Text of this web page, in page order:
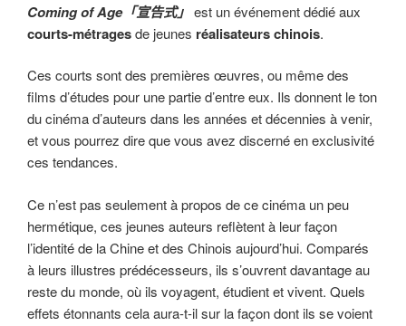
Coming of Age「宣告式」 est un événement dédié aux
courts-métragesde jeunes réalisateurs chinois.
Ces courts sont des premières œuvres, ou même des
films d’études pour une partie d’entre eux. Ils donnent le ton
du cinéma d’auteurs dans les années et décennies à venir,
et vous pourrez dire que vous avez discerné en exclusivité
ces tendances.
Ce n’est pas seulement à propos de ce cinéma un peu
hermétique, ces jeunes auteurs reflètent à leur façon
l’identité de la Chine et des Chinois aujourd’hui. Comparés
à leurs illustres prédécesseurs, ils s’ouvrent davantage au
reste du monde, où ils voyagent, étudient et vivent. Quels
effets étonnants cela aura-t-il sur la façon dont ils se voient